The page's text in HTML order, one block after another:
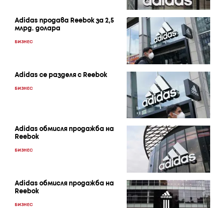
Adidas продава Reebok за 2,5
млрд. долара
БИЗНЕС
Adidas се раздeля с Reebok
БИЗНЕС
Adidas обмисля продажба на
Reebok
БИЗНЕС
Adidas обмисля продажба на
Reebok
БИЗНЕС